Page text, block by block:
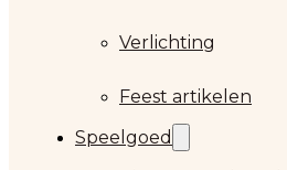
Verlichting
Feest artikelen
Speelgoed